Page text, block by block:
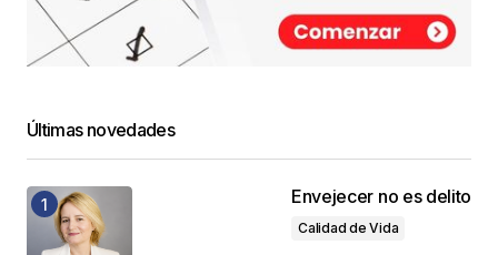
Últimas novedades
Envejecer no es delito
Calidad de Vida